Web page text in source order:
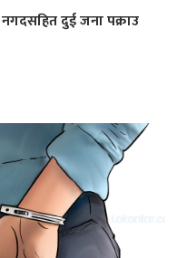
नगदसहित दुई जना पक्राउ